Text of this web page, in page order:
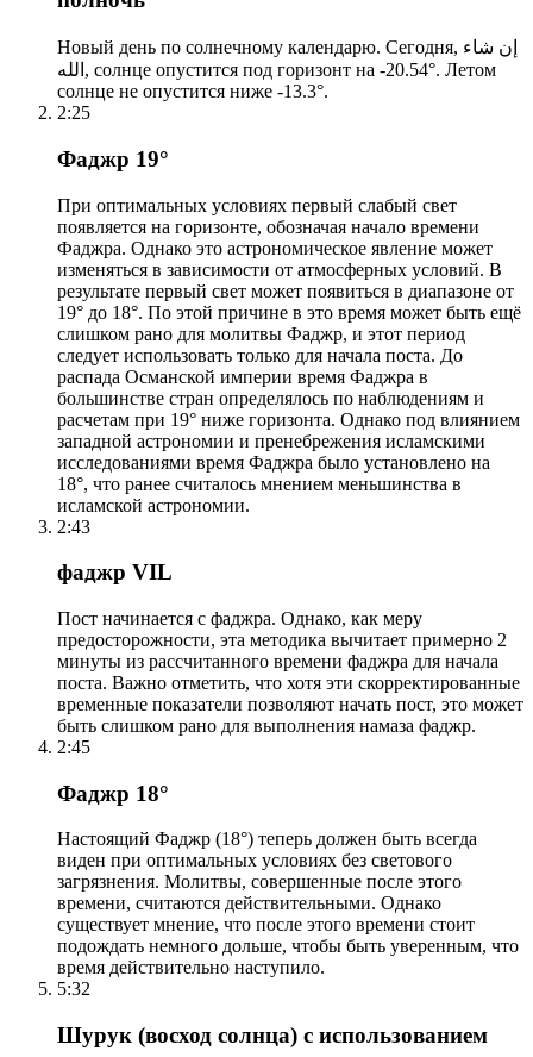
Новый день по солнечному календарю. Сегодня, إن شاء
الله, солнце опустится под горизонт на -20.54°. Летом
солнце не опустится ниже -13.3°.
2:25
Фаджр 19°
При оптимальных условиях первый слабый свет
появляется на горизонте, обозначая начало времени
Фаджра. Однако это астрономическое явление может
изменяться в зависимости от атмосферных условий. В
результате первый свет может появиться в диапазоне от
19° до 18°. По этой причине в это время может быть ещё
слишком рано для молитвы Фаджр, и этот период
следует использовать только для начала поста. До
распада Османской империи время Фаджра в
большинстве стран определялось по наблюдениям и
расчетам при 19° ниже горизонта. Однако под влиянием
западной астрономии и пренебрежения исламскими
исследованиями время Фаджра было установлено на
18°, что ранее считалось мнением меньшинства в
исламской астрономии.
2:43
фаджр VIL
Пост начинается с фаджра. Однако, как меру
предосторожности, эта методика вычитает примерно 2
минуты из рассчитанного времени фаджра для начала
поста. Важно отметить, что хотя эти скорректированные
временные показатели позволяют начать пост, это может
быть слишком рано для выполнения намаза фаджр.
2:45
Фаджр 18°
Настоящий Фаджр (18°) теперь должен быть всегда
виден при оптимальных условиях без светового
загрязнения. Молитвы, совершенные после этого
времени, считаются действительными. Однако
существует мнение, что после этого времени стоит
подождать немного дольше, чтобы быть уверенным, что
время действительно наступило.
5:32
Шурук (восход солнца) с использованием